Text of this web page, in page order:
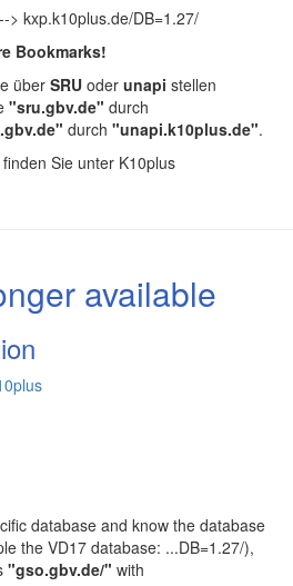
> kxp.k10plus.de/DB=1.27/
Bookmarks!
über SRU oder unapi stellen
"sru.gbv.de" durch
durch "unapi.k10plus.de".
Sie unter K10plus
available
database and know the database
the VD17 database: ...DB=1.27/),
"gso.gbv.de/" with